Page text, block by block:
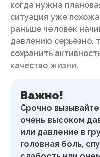
когда нужна
ситуация уже
раньше человек
давлению серьёзно,
сохранить
качество жизни.
Важно!
Срочно
очень высоком
или давление в
головная боль,